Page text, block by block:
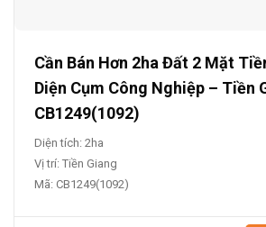
Cần Bán Hơn 2ha Đất 2 Mặt
Diện Cụm Công Nghiệp – Tiền
CB1249(1092)
Diện tích: 2ha
Vị trí: Tiền Giang
Mã: CB1249(1092)